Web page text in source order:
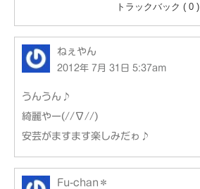
トラックバック ( 0 )
ねぇやん
2012年 7月 31日 5:37am
うんうん♪
綺麗やー(//∇//)
安芸がますます楽しみだゎ♪
Fu-chan＊